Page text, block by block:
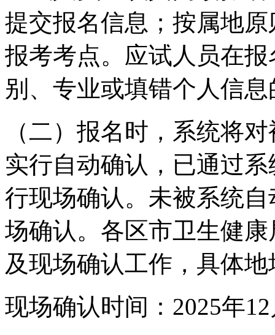
提交报名信息；按属地
报考考点。应试人员在
别、专业或填错个人信
（二）报名时，系统将
实行自动确认，已通过
行现场确认。未被系统
场确认。各区市卫生健
及现场确认工作，具体
现场确认时间：2025年